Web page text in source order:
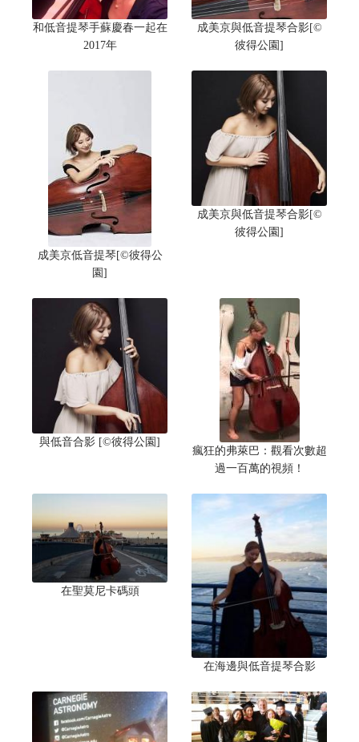
和低音提琴手蘇慶春一起在
2017年
成美京與低音提琴合影[©
彼得公園]
成美京低音提琴[©彼得公
園]
成美京與低音提琴合影[©
彼得公園]
與低音合影 [©彼得公園]
瘋狂的弗萊巴：觀看次數超
過一百萬的視頻！
在聖莫尼卡碼頭
在海邊與低音提琴合影